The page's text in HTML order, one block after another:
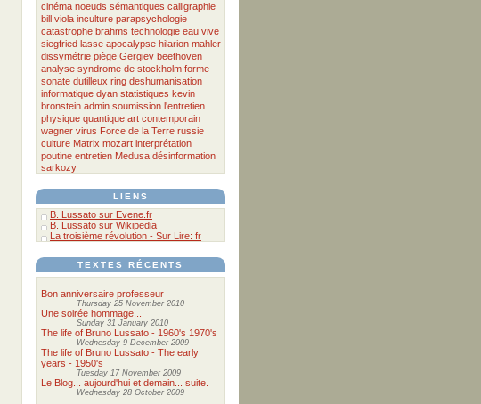
cinéma noeuds sémantiques calligraphie
bill viola inculture parapsychologie
catastrophe brahms technologie eau vive
siegfried lasse apocalypse hilarion mahler
dissymétrie piège Gergiev beethoven
analyse syndrome de stockholm forme
sonate dutilleux ring deshumanisation
informatique dyan statistiques kevin
bronstein admin soumission l'entretien
physique quantique art contemporain
wagner virus Force de la Terre russie
culture Matrix mozart interprétation
poutine entretien Medusa désinformation
sarkozy
LIENS
B. Lussato sur Evene.fr
B. Lussato sur Wikipedia
La troisième révolution - Sur Lire: fr
TEXTES RÉCENTS
Bon anniversaire professeur
Thursday 25 November 2010
Une soirée hommage...
Sunday 31 January 2010
The life of Bruno Lussato - 1960's 1970's
Wednesday 9 December 2009
The life of Bruno Lussato - The early
years - 1950's
Tuesday 17 November 2009
Le Blog... aujourd'hui et demain... suite.
Wednesday 28 October 2009